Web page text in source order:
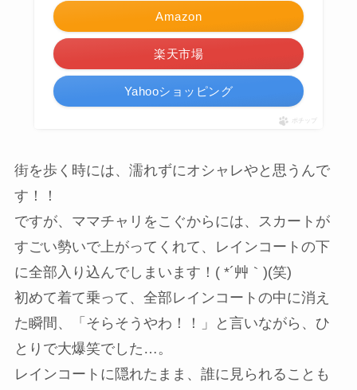
Amazon
楽天市場
Yahooショッピング
ポチップ
街を歩く時には、濡れずにオシャレやと思うんで
す！！
ですが、ママチャリをこぐからには、スカートが
すごい勢いで上がってくれて、レインコートの下
に全部入り込んでしまいます！( *´艸｀)(笑)
初めて着て乗って、全部レインコートの中に消え
た瞬間、「そらそうやわ！！」と言いながら、ひ
とりで大爆笑でした…。
レインコートに隠れたまま、誰に見られることも